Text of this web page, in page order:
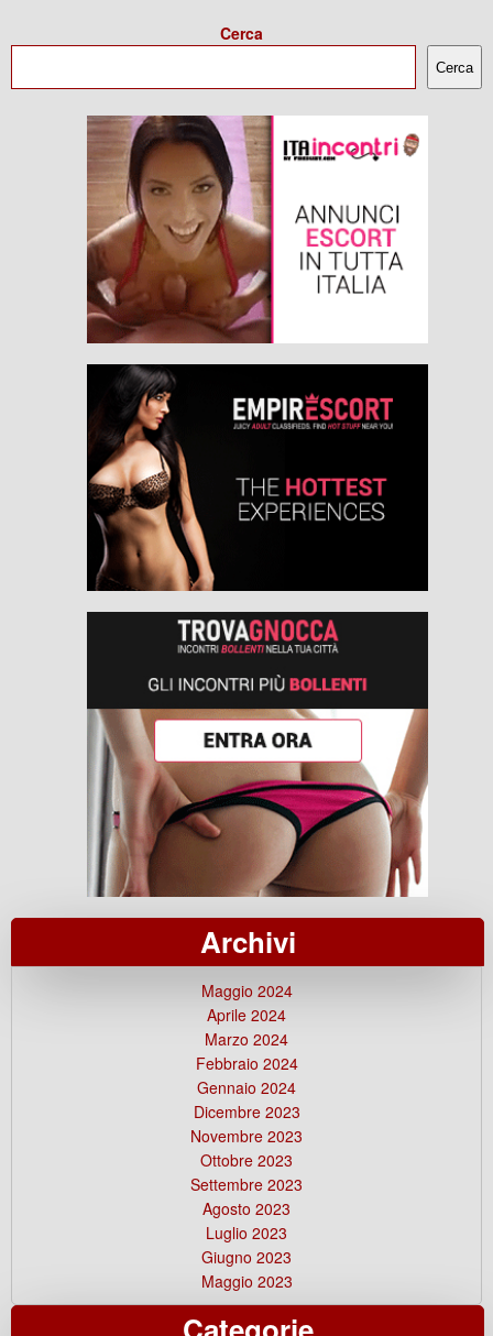
Cerca
Cerca
Archivi
Maggio 2024
Aprile 2024
Marzo 2024
Febbraio 2024
Gennaio 2024
Dicembre 2023
Novembre 2023
Ottobre 2023
Settembre 2023
Agosto 2023
Luglio 2023
Giugno 2023
Maggio 2023